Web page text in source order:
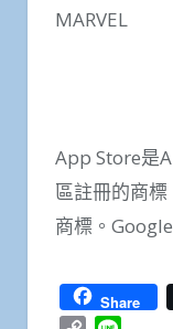
MARVEL
App Store是
區註冊的商
商標。
Share